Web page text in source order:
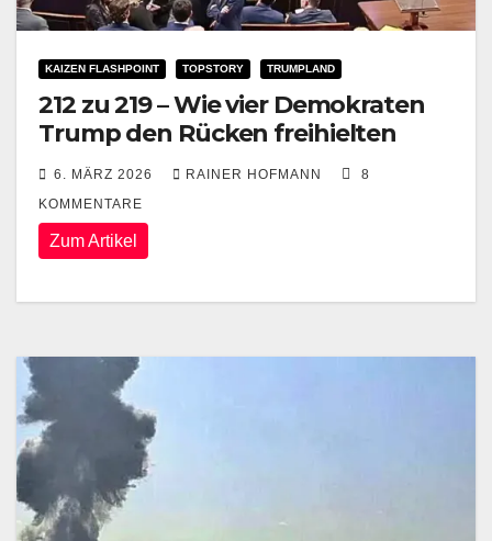
KAIZEN FLASHPOINT TOPSTORY TRUMPLAND
212 zu 219 – Wie vier Demokraten
Trump den Rücken freihielten
6. MÄRZ 2026 RAINER HOFMANN
8
KOMMENTARE
Zum Artikel